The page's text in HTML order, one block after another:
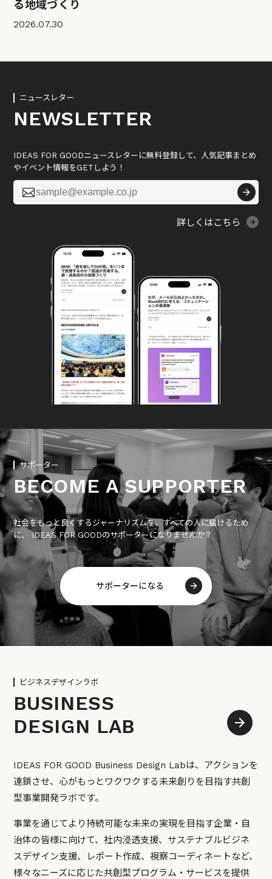
る地域づくり
2026.07.30
ニュースレター
NEWSLETTER
IDEAS FOR GOODニュースレターに無料登録して、人気記事まとめ
やイベント情報をGETしよう！

詳しくはこちら
サポーター
BECOME A SUPPORTER
社会をもっと良くするジャーナリズムを、すべての人に届けるため
に、 IDEAS FOR GOODのサポーターになりませんか？
サポーターになる
ビジネスデザインラボ
BUSINESS
DESIGN LAB
IDEAS FOR GOOD Business Design Labは、アクションを
連鎖させ、心がもっとワクワクする未来創りを目指す共創
型事業開発ラボです。
事業を通じてより持続可能な未来の実現を目指す企業・自
治体の皆様に向けて、社内浸透支援、サステナブルビジネ
スデザイン支援、レポート作成、視察コーディネートなど、
様々なニーズに応じた共創型プログラム・サービスを提供